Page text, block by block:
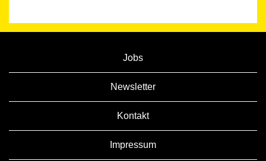
Jobs
Newsletter
Kontakt
Impressum